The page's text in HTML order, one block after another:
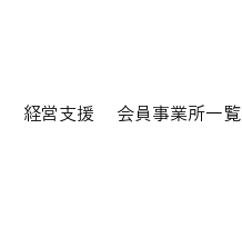
経営支援 会員事業所一覧